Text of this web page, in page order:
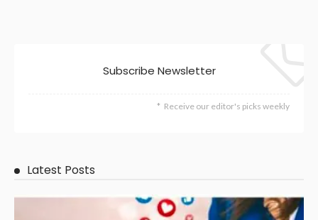
Subscribe Newsletter
Receive our editor's picks weekly
Latest Posts